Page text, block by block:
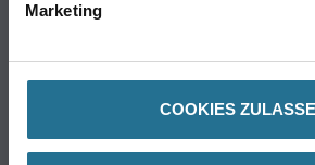
Marketing
COOKIES
Wand- & Deckenbeläge
Späth Knoll GmbH